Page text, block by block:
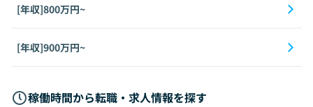
[年収]800万円~
[年収]900万円~
稼働時間から転職・求人情報を探す